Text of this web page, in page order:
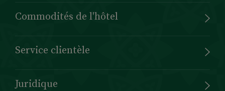
Commodités de l'hôtel
Service clientèle
Juridique